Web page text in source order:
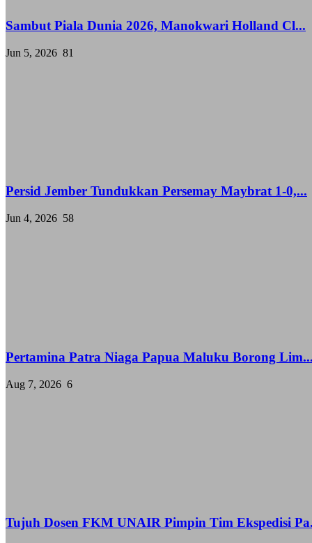
Sambut Piala Dunia 2026, Manokwari Holland Cl...
Jun 5, 2026 81
Persid Jember Tundukkan Persemay Maybrat 1-0,...
Jun 4, 2026 58
Pertamina Patra Niaga Papua Maluku Borong
Aug 7, 2026 6
Tujuh Dosen FKM UNAIR Pimpin Tim Ekspedisi